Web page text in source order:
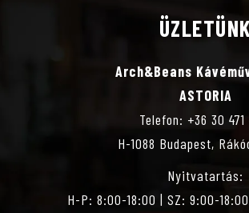
ÜZLETÜNK
Arch&Beans
ASTORIA
Telefon: +36 30 471
H-1088 Budapest,
Nyitvatartás:
H-P: 8:00-18:00 | SZ: 9:00-